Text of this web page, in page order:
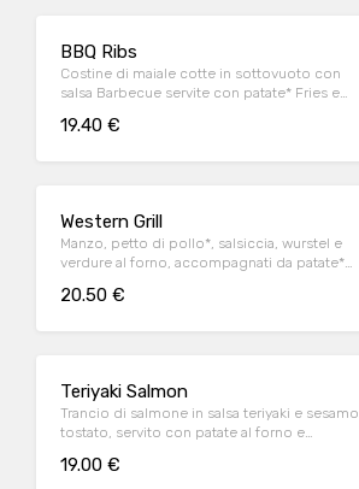
BBQ Ribs
Costine di maiale cotte in sottovuoto con
salsa Barbecue servite con patate* Fries e
19.40 €
Western Grill
Manzo, petto di pollo*, salsiccia, wurstel e
verdure al forno, accompagnati da patate*
20.50 €
Teriyaki Salmon
Trancio di salmone in salsa teriyaki e sesamo
tostato, servito con patate al forno e
19.00 €